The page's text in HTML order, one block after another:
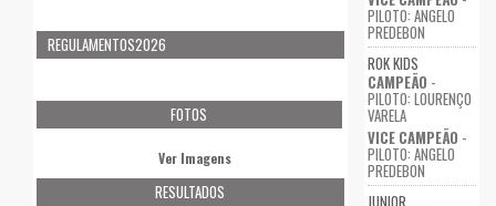
REGULAMENTOS2026
FOTOS
Ver Imagens
RESULTADOS
PILOTO: ANGELO
PREDEBON
ROK KIDS
CAMPEÃO -
PILOTO: LOURENÇO
VARELA
VICE CAMPEÃO -
PILOTO: ANGELO
PREDEBON